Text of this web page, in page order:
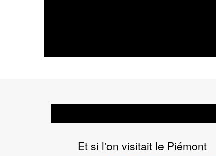
Et si l'on visitait le Piémont